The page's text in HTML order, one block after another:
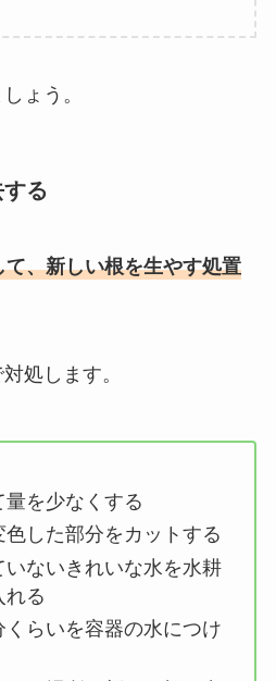
ょう。
る
、新しい根を生やす処置
処します。
を少なくする
した部分をカットする
ないきれいな水を水耕
れる
らいを容器の水につけ